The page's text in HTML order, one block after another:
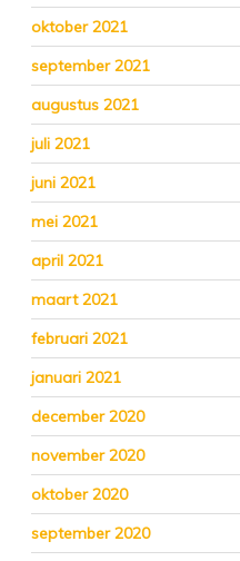
oktober 2021
september 2021
augustus 2021
juli 2021
juni 2021
mei 2021
april 2021
maart 2021
februari 2021
januari 2021
december 2020
november 2020
oktober 2020
september 2020